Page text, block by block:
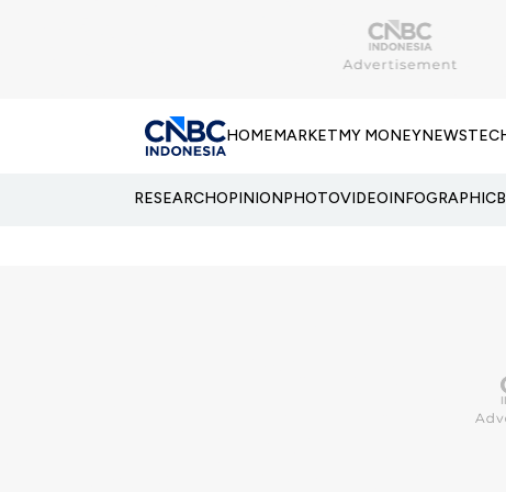
HOMEMARKETMY MONEYNEWS
RESEARCHOPINIONPHOTOVIDEOINFOGRAPHIC